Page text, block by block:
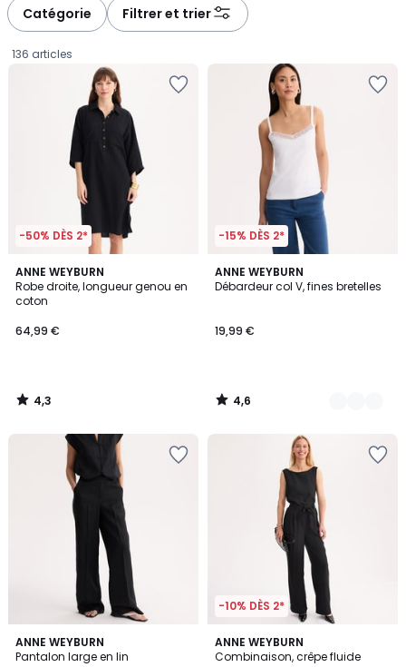
Catégorie Filtrer et trier
136 articles
-50% DÈS 2*
ANNE WEYBURN
Robe droite, longueur genou en
coton
€.
64,99 €
4,3
/ 5
4,3
/
-15% DÈS 2*
ANNE WEYBURN
Débardeur col V, fines bretelles
19,99 €
4,6
/ 5
2
Couleurs
4,6
/
ANNE WEYBURN
Pantalon large en lin
4,1
/ 5
-10% DÈS 2*
ANNE WEYBURN
Combinaison, crêpe fluide
4,4
/ 5